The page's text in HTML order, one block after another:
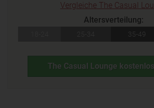
Vergleiche The Casual
Altersverteilung:
35-49
The Casual Lounge